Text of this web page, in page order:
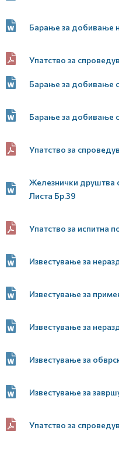
Барање за добивање
Упатство за
Барање за добивање
Барање за добивање
Упатство за
Железнички друштва
Листа Бр.39
Упатство за испитна
Известување за
Известување за
Известување за
Известување за
Известување за
Упатство за